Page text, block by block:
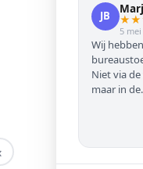
JB ★★
5
Wij
Niet via
maar in de